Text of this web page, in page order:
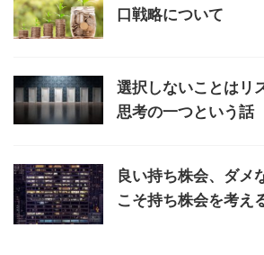
口戦略について
選択しないことはリ
思考の一つという話
良い持ち株会、ダメ
こそ持ち株会を考え